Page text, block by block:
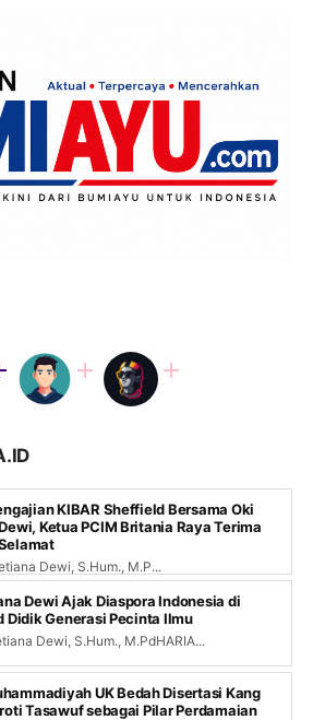
KIBAR Sheffield Bersama Oki
Ketua PCIM Britania Raya Terima
Dewi, S.Hum., M.P...
Dewi Ajak Diaspora Indonesia di
Didik Generasi Pecinta Ilmu
Dewi, S.Hum., M.PdHARIA...
UK Bedah Disertasi Kang
Tasawuf sebagai Pilar Perdamaian